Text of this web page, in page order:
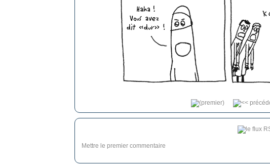
Mettre le premier commentaire